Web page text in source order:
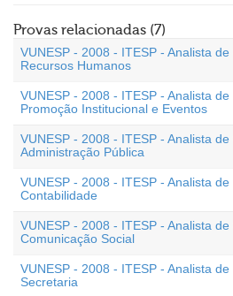
Provas relacionadas (7)
VUNESP - 2008 - ITESP - Analista
Recursos Humanos
VUNESP - 2008 - ITESP - Analista
Promoção Institucional e Eventos
VUNESP - 2008 - ITESP - Analista
Administração Pública
VUNESP - 2008 - ITESP - Analista
Contabilidade
VUNESP - 2008 - ITESP - Analista
Comunicação Social
VUNESP - 2008 - ITESP - Analista
Secretaria